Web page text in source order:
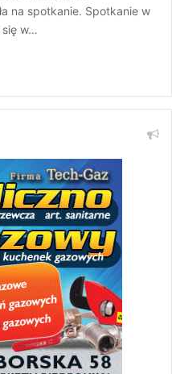
na spotkanie. Spotkanie w
się w…